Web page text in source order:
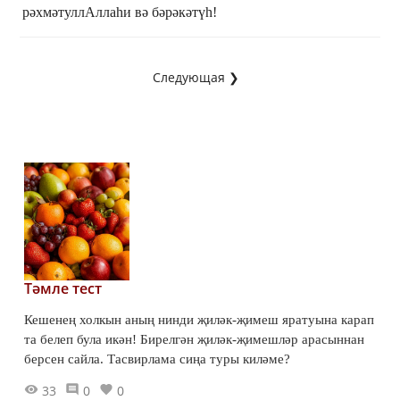
рәхмәтуллАллаһи вә бәрәкәтүһ!
Следующая ❯
Тәмле тест
Кешенең холкын аның нинди җиләк-җимеш яратуына карап
та белеп була икән! Бирелгән җиләк-җимешләр арасыннан
берсен сайла. Тасвирлама сиңа туры киләме?
33 0 0